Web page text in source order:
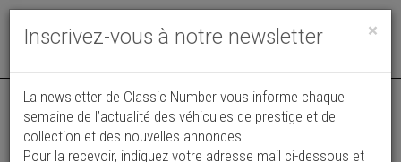
Toggle
×
Inscrivez-vous à notre newsletter
La newsletter de Classic Number vous informe chaque
semaine de l’actualité des véhicules de prestige et de
collection et des nouvelles annonces.
Pour la recevoir, indiquez votre adresse mail ci-dessous et